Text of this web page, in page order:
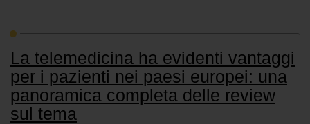
La telemedicina ha evidenti vantaggi
per i pazienti nei paesi europei: una
panoramica completa delle review
sul tema